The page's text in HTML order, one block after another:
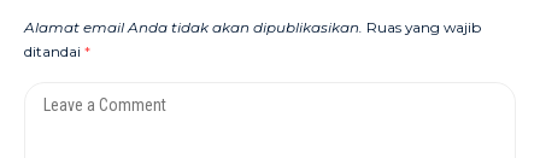
Alamat email Anda tidak akan dipublikasikan. Ruas yang wajib
ditandai *